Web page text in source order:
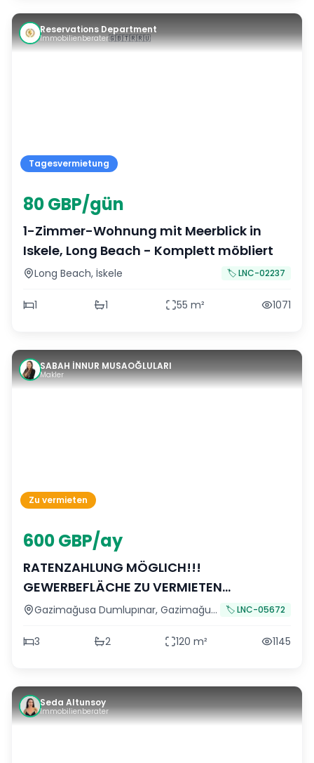
Tagesvermietung
Reservations Department
Immobilienberater🇬🇧🇹🇷🇷🇺
80 GBP/gün
1-Zimmer-Wohnung mit Meerblick in
Iskele, Long Beach - Komplett möbliert
Long Beach, İskele 🏷️LNC-02237
1 1 55 m² 1071
Zu vermieten
SABAH İNNUR MUSAOĞLULARI
Makler
600 GBP/ay
RATENZAHLUNG MÖGLICH!!!
GEWERBEFLÄCHE ZU VERMIETEN
MÖBLIERT/UNMÖBLIERT AN DER
FAMAGUSTA
Gazimağusa Dumlupınar, Gazimağusa 🏷️LNC-05672
3 2 120 m² 1145
Seda Altunsoy
Immobilienberater